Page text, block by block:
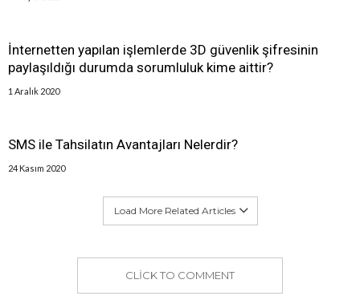
İnternetten yapılan işlemlerde 3D güvenlik şifresinin
paylaşıldığı durumda sorumluluk kime aittir?
1 Aralık 2020
SMS ile Tahsilatın Avantajları Nelerdir?
24 Kasım 2020
Load More Related Articles
CLICK TO COMMENT